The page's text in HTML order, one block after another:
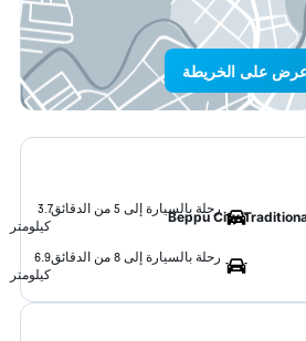
على الخريطة
Beppu City
رحلة بالسيارة إلى 5 من الدقائق
3.7
كيلومتر
رحلة بالسيارة إلى 8 من الدقائق
6.9
كيلومتر